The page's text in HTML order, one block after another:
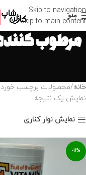
Skip to navigation
Skip to main content
منو
خانه محصولات برچسب خورده
نمایش یک نتیجه
نمایش نوار کناری
-11%